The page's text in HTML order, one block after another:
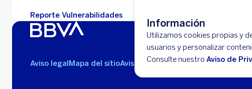
Información
Utilizamos cookies propias y
usuarios y personalizar
Consulte nuestro Aviso de
Reporte Vulnerabilidades
Aviso legalMapa del sitioAvisos de privacidad